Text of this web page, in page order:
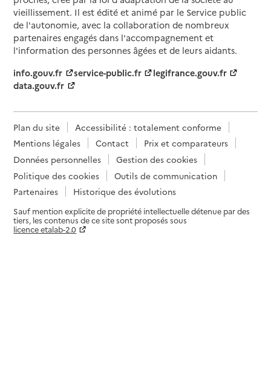
vieillissement. Il est édité et animé par le Service public
de l'autonomie, avec la collaboration de nombreux
partenaires engagés dans l'accompagnement et
l'information des personnes âgées et de leurs aidants.
info.gouv.fr
service-public.fr
legifrance.gouv.fr
data.gouv.fr
Plan du site
Accessibilité : totalement conforme
Mentions légales
Contact
Prix et comparateurs
Données personnelles
Gestion des cookies
Politique des cookies
Outils de communication
Partenaires
Historique des évolutions
Sauf mention explicite de propriété intellectuelle détenue par des
tiers, les contenus de ce site sont proposés sous
licence etalab-2.0